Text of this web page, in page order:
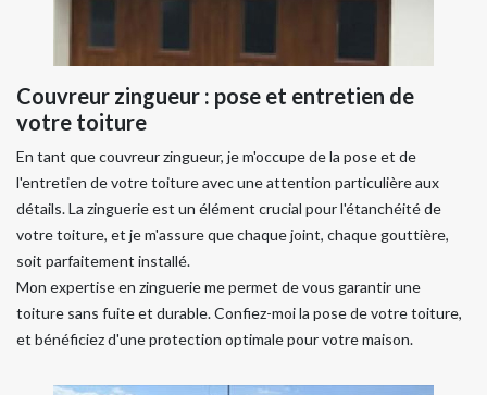
Couvreur zingueur : pose et entretien de
votre toiture
En tant que couvreur zingueur, je m'occupe de la pose et de
l'entretien de votre toiture avec une attention particulière aux
détails. La zinguerie est un élément crucial pour l'étanchéité de
votre toiture, et je m'assure que chaque joint, chaque gouttière,
soit parfaitement installé.
Mon expertise en zinguerie me permet de vous garantir une
toiture sans fuite et durable. Confiez-moi la pose de votre toiture,
et bénéficiez d'une protection optimale pour votre maison.